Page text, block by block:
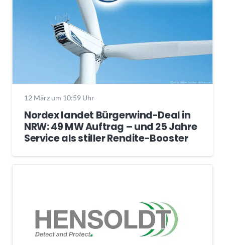
12 März um 10:59 Uhr
Nordex landet Bürgerwind-Deal in
NRW: 49 MW Auftrag – und 25 Jahre
Service als stiller Rendite-Booster